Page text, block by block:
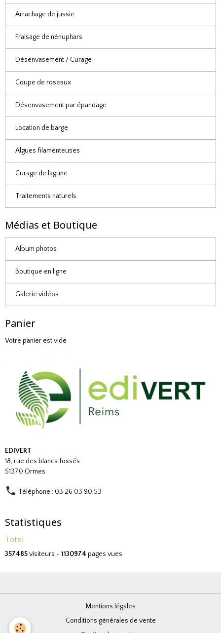
Arrachage de jussie
Fraisage de nénuphars
Désenvasement / Curage
Coupe de roseaux
Désenvasement par épandage
Location de barge
Algues filamenteuses
Curage de lagune
Traitements naturels
Médias et Boutique
Album photos
Boutique en ligne
Galerie vidéos
Panier
Votre panier est vide
EDIVERT
18, rue des blancs fossés
51370 Ormes
Téléphone : 03 26 03 90 53
Statistiques
Total
357485visiteurs - 1130974 pages vues
Mentions légales
Conditions générales de vente